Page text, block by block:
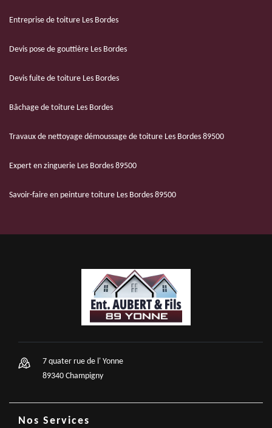
Entreprise de toiture Les Bordes
Devis pose de gouttière Les Bordes
Devis fuite de toiture Les Bordes
Bâchage de toiture Les Bordes
Travaux de nettoyage démoussage de toiture Les Bordes 89500
Expert en zinguerie Les Bordes 89500
Savoir-faire en peinture toiture Les Bordes 89500
7 quater rue de l' Yonne
89340 Champigny
Nos Services